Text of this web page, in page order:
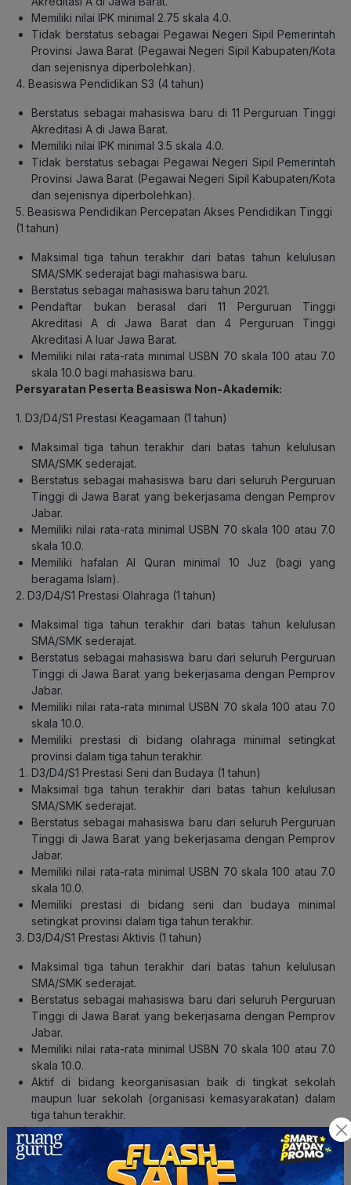
Memiliki nilai IPK minimal 2.75 skala 4.0.
Tidak berstatus sebagai Pegawai Negeri Sipil Pemerintah
Provinsi Jawa Barat (Pegawai Negeri Sipil Kabupaten/Kota
dan sejenisnya diperbolehkan).
4. Beasiswa Pendidikan S3 (4 tahun)
Berstatus sebagai mahasiswa baru di 11 Perguruan Tinggi
Akreditasi A di Jawa Barat.
Memiliki nilai IPK minimal 3.5 skala 4.0.
Tidak berstatus sebagai Pegawai Negeri Sipil Pemerintah
Provinsi Jawa Barat (Pegawai Negeri Sipil Kabupaten/Kota
dan sejenisnya diperbolehkan).
5. Beasiswa Pendidikan Percepatan Akses Pendidikan Tinggi
(1 tahun)
Maksimal tiga tahun terakhir dari batas tahun kelulusan
SMA/SMK sederajat bagi mahasiswa baru.
Berstatus sebagai mahasiswa baru tahun 2021.
Pendaftar bukan berasal dari 11 Perguruan Tinggi
Akreditasi A di Jawa Barat dan 4 Perguruan Tinggi
Akreditasi A luar Jawa Barat.
Memiliki nilai rata-rata minimal USBN 70 skala 100 atau 7.0
skala 10.0 bagi mahasiswa baru.
Persyaratan Peserta Beasiswa Non-Akademik:
1. D3/D4/S1 Prestasi Keagamaan (1 tahun)
Maksimal tiga tahun terakhir dari batas tahun kelulusan
SMA/SMK sederajat.
Berstatus sebagai mahasiswa baru dari seluruh Perguruan
Tinggi di Jawa Barat yang bekerjasama dengan Pemprov
Jabar.
Memiliki nilai rata-rata minimal USBN 70 skala 100 atau 7.0
skala 10.0.
Memiliki hafalan Al Quran minimal 10 Juz (bagi yang
beragama Islam).
2. D3/D4/S1 Prestasi Olahraga (1 tahun)
Maksimal tiga tahun terakhir dari batas tahun kelulusan
SMA/SMK sederajat.
Berstatus sebagai mahasiswa baru dari seluruh Perguruan
Tinggi di Jawa Barat yang bekerjasama dengan Pemprov
Jabar.
Memiliki nilai rata-rata minimal USBN 70 skala 100 atau 7.0
skala 10.0.
Memiliki prestasi di bidang olahraga minimal setingkat
provinsi dalam tiga tahun terakhir.
D3/D4/S1 Prestasi Seni dan Budaya (1 tahun)
Maksimal tiga tahun terakhir dari batas tahun kelulusan
SMA/SMK sederajat.
Berstatus sebagai mahasiswa baru dari seluruh Perguruan
Tinggi di Jawa Barat yang bekerjasama dengan Pemprov
Jabar.
Memiliki nilai rata-rata minimal USBN 70 skala 100 atau 7.0
skala 10.0.
Memiliki prestasi di bidang seni dan budaya minimal
setingkat provinsi dalam tiga tahun terakhir.
3. D3/D4/S1 Prestasi Aktivis (1 tahun)
Maksimal tiga tahun terakhir dari batas tahun kelulusan
SMA/SMK sederajat.
Berstatus sebagai mahasiswa baru dari seluruh Perguruan
Tinggi di Jawa Barat yang bekerjasama dengan Pemprov
Jabar.
Memiliki nilai rata-rata minimal USBN 70 skala 100 atau 7.0
skala 10.0.
Aktif di bidang keorganisasian baik di tingkat sekolah
maupun luar sekolah (organisasi kemasyarakatan) dalam
tiga tahun terakhir.
Timeline Beasiswa:
Sosialisasi: 1 April-18 Juli 2021
Pendaftaran: 17 Juni-17 Juli 2021